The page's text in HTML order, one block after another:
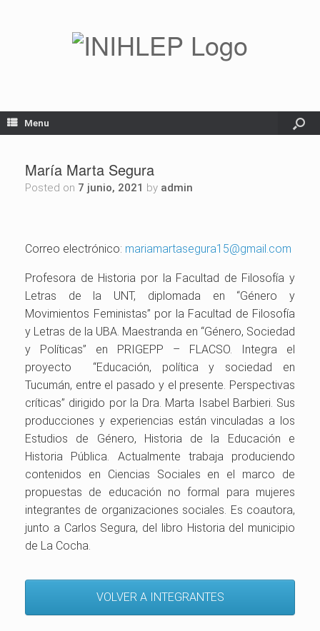
Menu
María Marta Segura
Posted on 7 junio, 2021 by admin
Correo electrónico: mariamartasegura15@gmail.com
Profesora de Historia por la Facultad de Filosofía y
Letras de la UNT, diplomada en “Género y
Movimientos Feministas” por la Facultad de Filosofía
y Letras de la UBA. Maestranda en “Género, Sociedad
y Políticas” en PRIGEPP – FLACSO. Integra el
proyecto “Educación, política y sociedad en
Tucumán, entre el pasado y el presente. Perspectivas
críticas” dirigido por la Dra. Marta Isabel Barbieri. Sus
producciones y experiencias están vinculadas a los
Estudios de Género, Historia de la Educación e
Historia Pública. Actualmente trabaja produciendo
contenidos en Ciencias Sociales en el marco de
propuestas de educación no formal para mujeres
integrantes de organizaciones sociales. Es coautora,
junto a Carlos Segura, del libro Historia del municipio
de La Cocha.
VOLVER A INTEGRANTES